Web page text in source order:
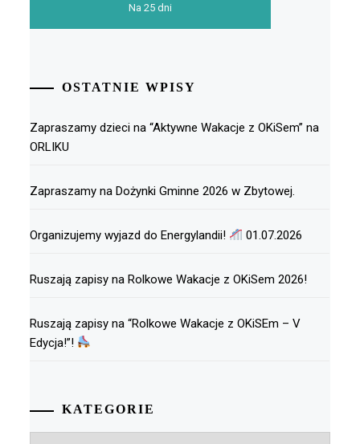
Na 25 dni
OSTATNIE WPISY
Zapraszamy dzieci na “Aktywne Wakacje z OKiSem” na
ORLIKU
Zapraszamy na Dożynki Gminne 2026 w Zbytowej.
Organizujemy wyjazd do Energylandii! 01.07.2026
Ruszają zapisy na Rolkowe Wakacje z OKiSem 2026!
Ruszają zapisy na “Rolkowe Wakacje z OKiSEm – V
Edycja!”!
KATEGORIE